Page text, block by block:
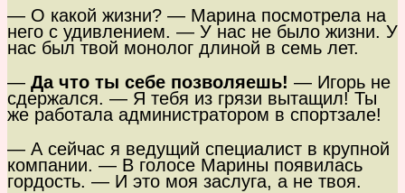
— О какой жизни? — Марина посмотрела на
него с удивлением. — У нас не было жизни. У
нас был твой монолог длиной в семь лет.
— Да что ты себе позволяешь! — Игорь не
сдержался. — Я тебя из грязи вытащил! Ты
же работала администратором в спортзале!
— А сейчас я ведущий специалист в крупной
компании. — В голосе Марины появилась
гордость. — И это моя заслуга, а не твоя.